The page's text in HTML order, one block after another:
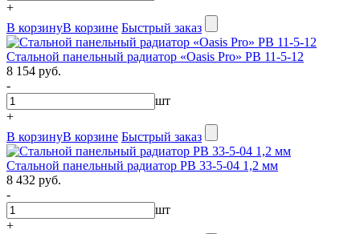
+
В корзинуВ корзине Быстрый заказ
Стальной панельный радиатор «Oasis Pro» PB 11-5-12
8 154 руб.
-
шт
+
В корзинуВ корзине Быстрый заказ
Стальной панельный радиатор PB 33-5-04 1,2 мм
8 432 руб.
-
шт
+